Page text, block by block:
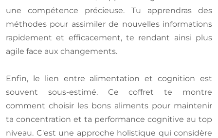
une compétence précieuse. Tu apprendras des
méthodes pour assimiler de nouvelles informations
rapidement et efficacement, te rendant ainsi plus
agile face aux changements.
Enfin, le lien entre alimentation et cognition est
souvent sous-estimé. Ce coffret te montre
comment choisir les bons aliments pour maintenir
ta concentration et ta performance cognitive au top
niveau. C'est une approche holistique qui considère